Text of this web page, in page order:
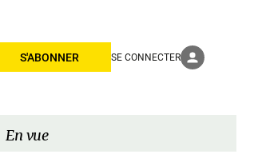
S'ABONNER SE CONNECTER
En vue